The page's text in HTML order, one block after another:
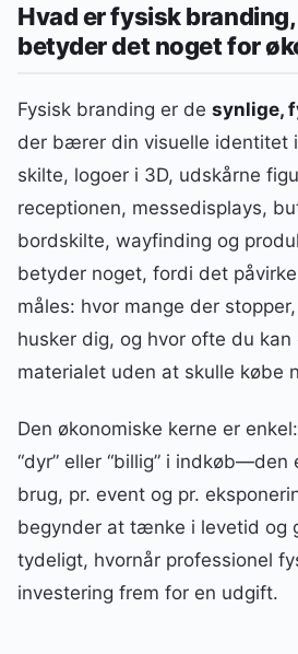
Hvad er fysisk
betyder det noget for
Fysisk branding er de synlige,
der bærer din visuelle identitet
skilte, logoer i 3D, udskårne
receptionen, messedisplays,
bordskilte, wayfinding og
betyder noget, fordi det
måles: hvor mange der
husker dig, og hvor ofte du kan
materialet uden at skulle købe
Den økonomiske kerne er
“dyr” eller “billig” i indkøb—den
brug, pr. event og pr.
begynder at tænke i levetid og
tydeligt, hvornår professionel
investering frem for en udgift.